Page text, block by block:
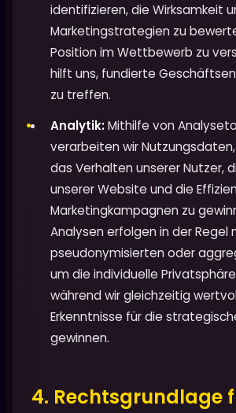
identifizieren, die Wirksamkeit
Marketingstrategien zu
Position im Wettbewerb zu
hilft uns, fundierte
zu treffen.
Analytik:Mithilfe von
verarbeiten wir Nutzungsdaten,
das Verhalten unserer Nutzer,
unserer Website und die
Marketingkampagnen zu
Analysen erfolgen in der Regel
pseudonymisierten oder
um die individuelle
während wir gleichzeitig
Erkenntnisse für die
gewinnen.
4. Rechtsgrundlage